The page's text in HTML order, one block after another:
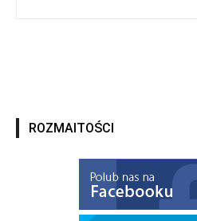
ROZMAITOŚCI